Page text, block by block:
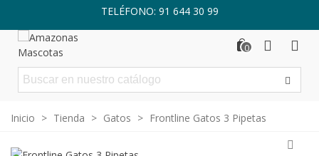
TELÉFONO: 91 644 30 99
0
Inicio > Tienda > Gatos > Frontline Gatos 3 Pipetas